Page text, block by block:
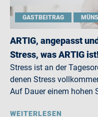
GASTBEITRAG
ARTIG, angepasst
Stress, was ARTIG
Stress ist an der
denen Stress
Auf Dauer einem hohen
WEITERLESEN